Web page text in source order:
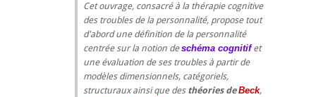
Cet ouvrage, consacré à la thérapie cognitive
des troubles de la personnalité, propose tout
d'abord une définition de la personnalité
centrée sur la notion deschéma cognitifet
une évaluation de ses troubles à partir de
modèles dimensionnels, catégoriels,
structuraux ainsi que des théories de Beck,